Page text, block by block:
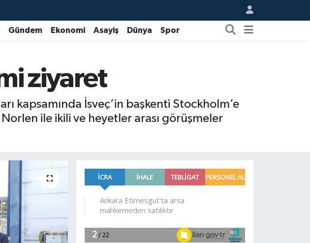
Gündem Ekonomi Asayiş Dünya Spor
ziyaret
kapsamında İsveç’in başkenti Stockholm’e
ile ikili ve heyetler arası görüşmeler